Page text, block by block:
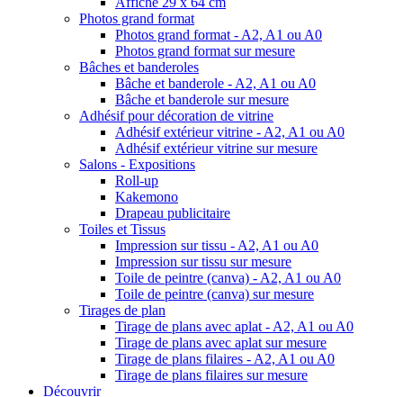
Photos grand format
Photos grand format - A2, A1 ou A0
Photos grand format sur mesure
Bâches et banderoles
Bâche et banderole - A2, A1 ou A0
Bâche et banderole sur mesure
Adhésif pour décoration de vitrine
Adhésif extérieur vitrine - A2, A1 ou A0
Adhésif extérieur vitrine sur mesure
Salons - Expositions
Roll-up
Kakemono
Drapeau publicitaire
Toiles et Tissus
Impression sur tissu - A2, A1 ou A0
Impression sur tissu sur mesure
Toile de peintre (canva) - A2, A1 ou A0
Toile de peintre (canva) sur mesure
Tirages de plan
Tirage de plans avec aplat - A2, A1 ou A0
Tirage de plans avec aplat sur mesure
Tirage de plans filaires - A2, A1 ou A0
Tirage de plans filaires sur mesure
Découvrir